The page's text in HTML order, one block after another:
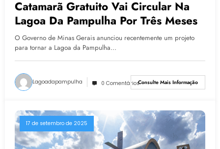
Catamarã Gratuito Vai Circular Na
Lagoa Da Pampulha Por Três Meses
O Governo de Minas Gerais anunciou recentemente um projeto
para tornar a Lagoa da Pampulha…
Lagoadapampulha 0 ComentáriosConsulte Mais Informação
17 de setembro de 2025